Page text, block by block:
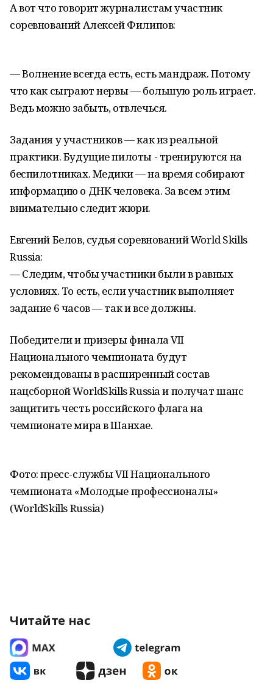
А вот что говорит журналистам участник
соревнований Алексей Филипов:
— Волнение всегда есть, есть мандраж. Потому
что как сыграют нервы — большую роль играет.
Ведь можно забыть, отвлечься.
Задания у участников — как из реальной
практики. Будущие пилоты - тренируются на
беспилотниках. Медики — на время собирают
информацию о ДНК человека. За всем этим
внимательно следит жюри.
Евгений Белов, судья соревнований World Skills
Russia:
— Следим, чтобы участники были в равных
условиях. То есть, если участник выполняет
задание 6 часов — так и все должны.
Победители и призеры финала VII
Национального чемпионата будут
рекомендованы в расширенный состав
нацсборной WorldSkills Russia и получат шанс
защитить честь российского флага на
чемпионате мира в Шанхае.
Фото: пресс-службы VII Национального
чемпионата «Молодые профессионалы»
(WorldSkills Russia)
Читайте нас